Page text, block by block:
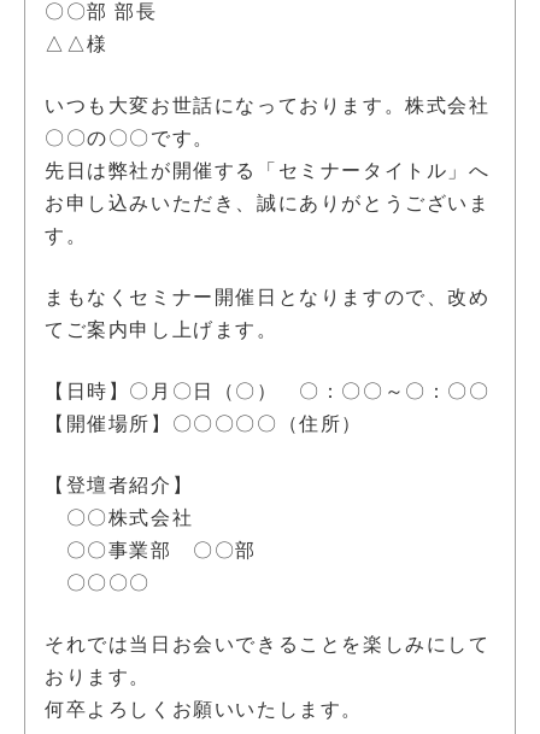
〇〇部 部長
△△様
いつも大変お世話になっております。株式会社
〇〇の〇〇です。
先日は弊社が開催する「セミナータイトル」へ
お申し込みいただき、誠にありがとうございま
す。
まもなくセミナー開催日となりますので、改め
てご案内申し上げます。
【日時】〇月〇日（〇） 〇：〇〇～〇：〇〇
【開催場所】〇〇〇〇〇（住所）
【登壇者紹介】
〇〇株式会社
〇〇事業部 〇〇部
〇〇〇〇
それでは当日お会いできることを楽しみにして
おります。
何卒よろしくお願いいたします。